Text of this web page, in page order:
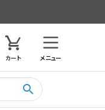
カート メニュー
search